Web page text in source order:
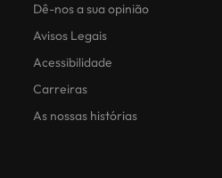
Dê-nos a sua opinião
Avisos Legais
Acessibilidade
Carreiras
As nossas histórias